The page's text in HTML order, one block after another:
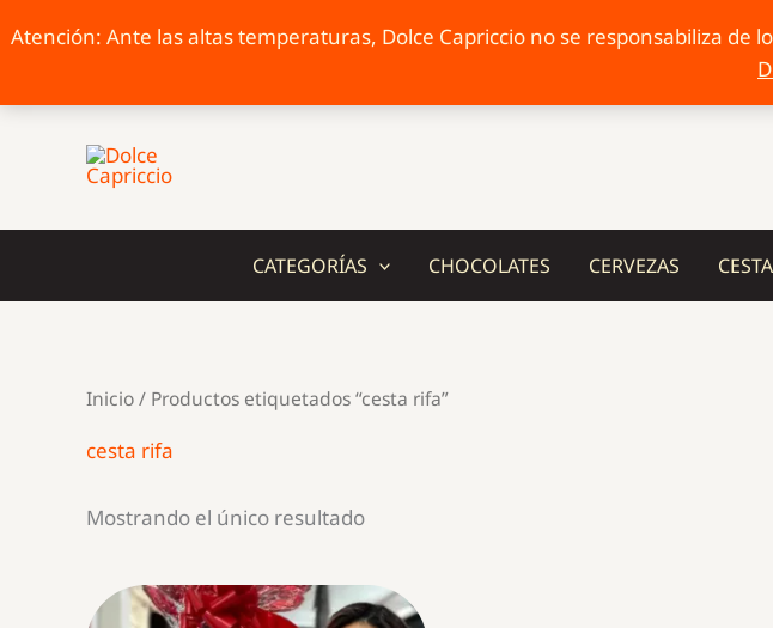
Atención: Ante las altas temperaturas, Dolce Capriccio no se responsabiliza
contenido
CATEGORÍAS CHOCOLATES CERVEZAS
Inicio/ Productos etiquetados “cesta rifa”
cesta rifa
Mostrando el único resultado